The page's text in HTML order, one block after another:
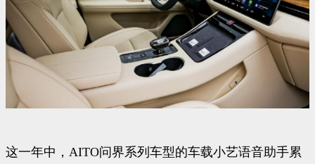
这一年中，AITO问界系列车型的车载小艺语音助手累